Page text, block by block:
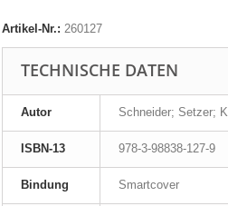
Artikel-Nr.: 260127
TECHNISCHE DATEN
Autor Schneider; Setzer;
ISBN-13 978-3-98838-127-9
Bindung Smartcover